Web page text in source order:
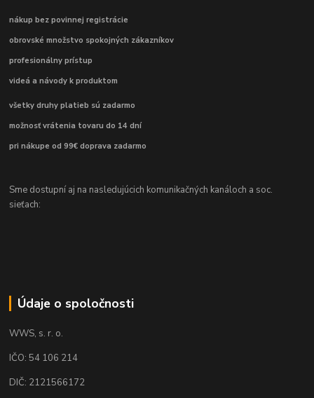
nákup bez povinnej registrácie
obrovské množstvo spokojných zákazníkov
profesionálny prístup
videá a návody k produktom
všetky druhy platieb sú zadarmo
možnosť vrátenia tovaru do 14 dní
pri nákupe od 99€ doprava zadarmo
Sme dostupní aj na nasledujúcich komunikačných kanáloch a soc.
sieťach:
Údaje o spoločnosti
WWS, s. r. o.
IČO: 54 106 214
DIČ: 2121566172